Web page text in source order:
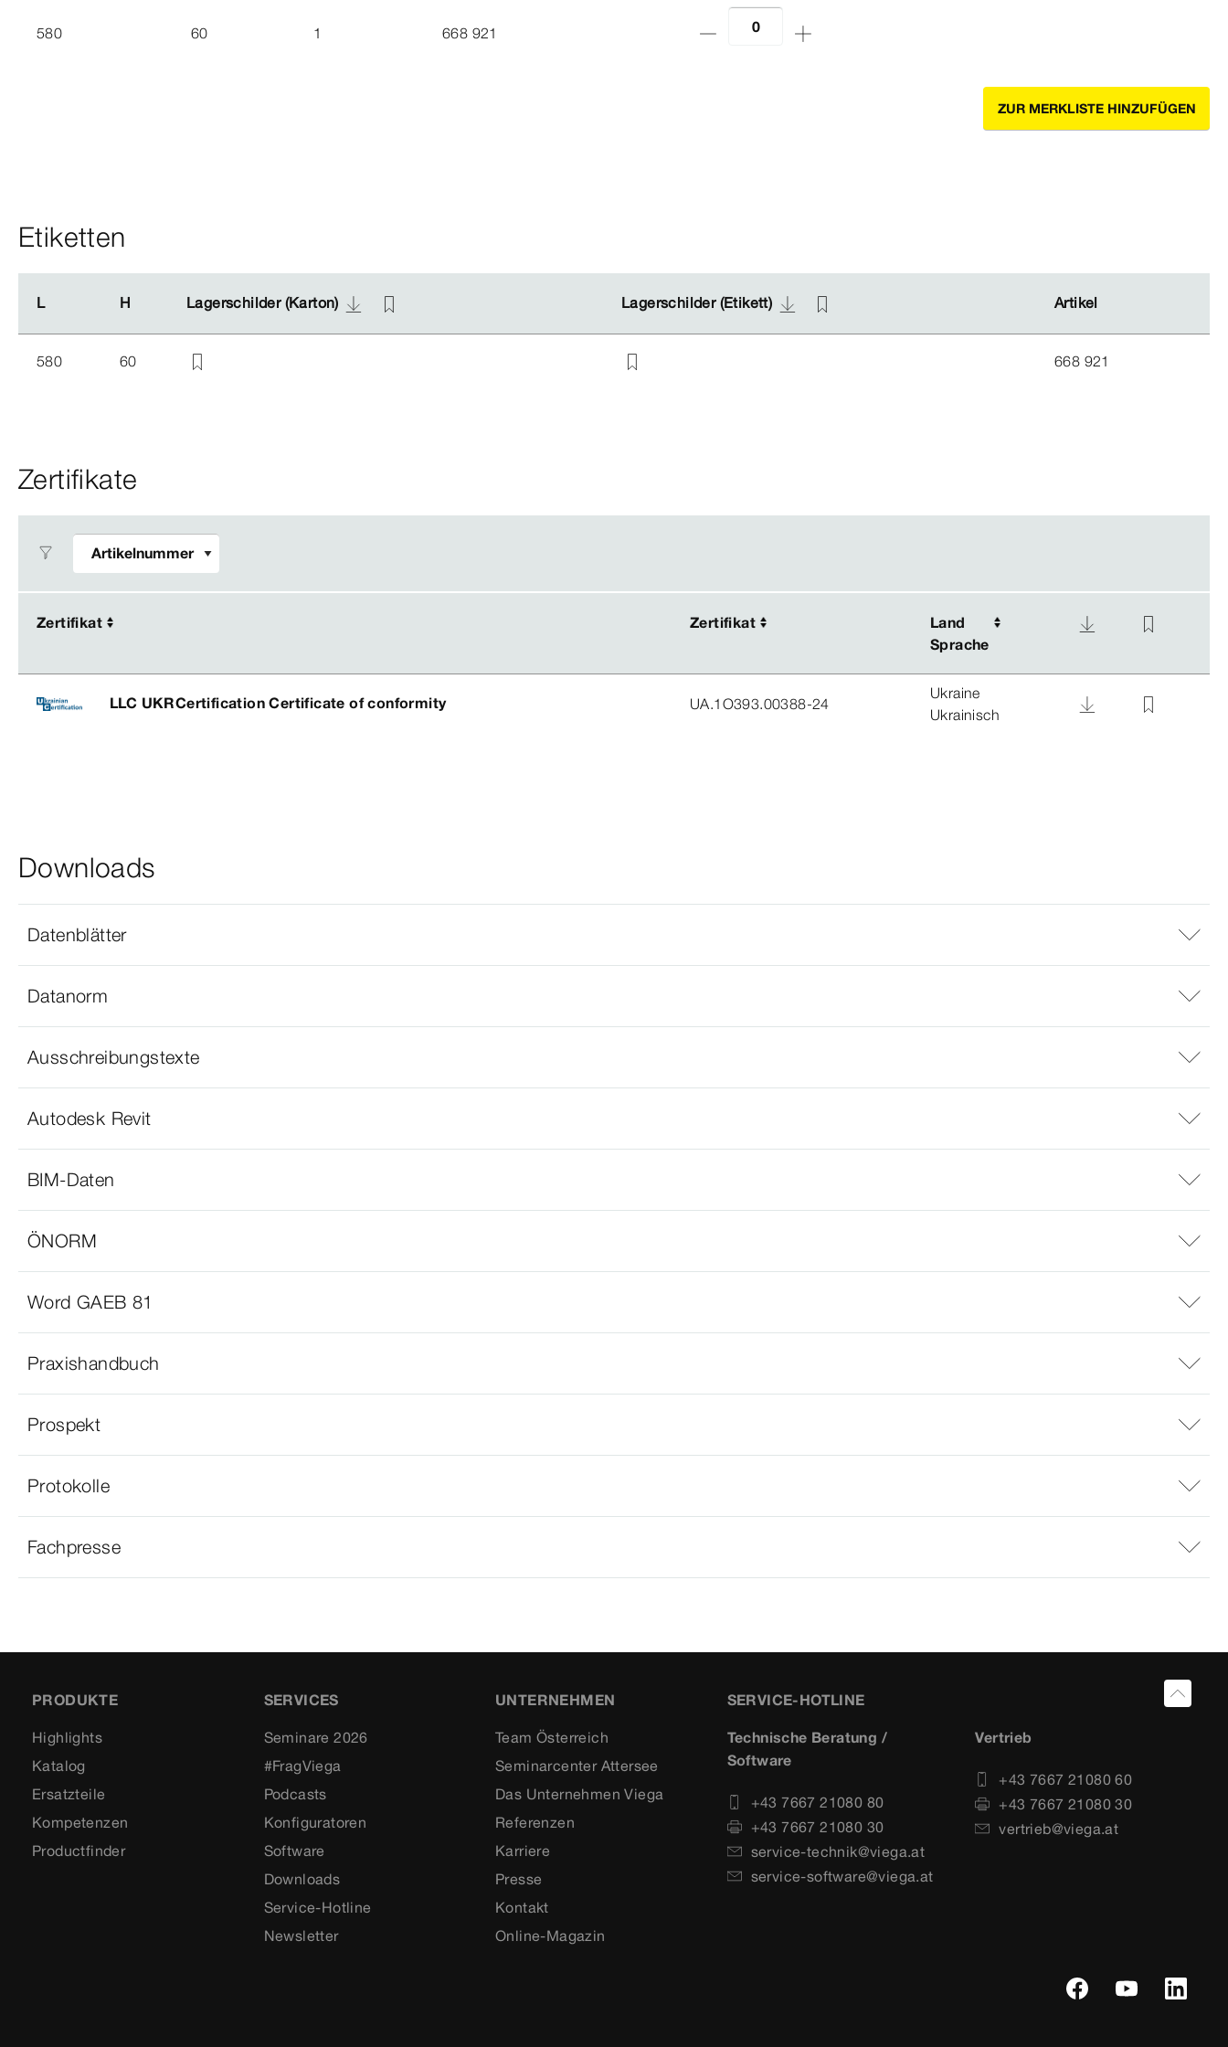
580 60 1 668 921
ZUR MERKLISTE HINZUFÜGEN
Etiketten
L H Lagerschilder (Karton) Lagerschilder (Etikett) Artikel
L H Lagerschilder (Karton) Lagerschilder (Etikett) Artikel
580 60 668 921
Zertifikate
Zertifikat Zertifikat
Land
Sprache
Zertifikat Zertifikat
Land
Sprache
LLC UKRCertification Certificate of conformity UA.1O393.00388-24
Ukraine
Ukrainisch
Downloads
Datenblätter
Datanorm
Ausschreibungstexte
Autodesk Revit
BIM-Daten
ÖNORM
Word GAEB 81
Praxishandbuch
Prospekt
Protokolle
Fachpresse
PRODUKTE
Highlights
Katalog
Ersatzteile
Kompetenzen
Productfinder
SERVICES
Seminare 2026
#FragViega
Podcasts
Konfiguratoren
Software
Downloads
Service-Hotline
Newsletter
UNTERNEHMEN
Team Österreich
Seminarcenter Attersee
Das Unternehmen Viega
Referenzen
Karriere
Presse
Kontakt
Online-Magazin
SERVICE-HOTLINE
Technische Beratung /
Software
+43 7667 21080 80
+43 7667 21080 30
service-technik@viega.at
service-software@viega.at
Vertrieb
+43 7667 21080 60
+43 7667 21080 30
vertrieb@viega.at